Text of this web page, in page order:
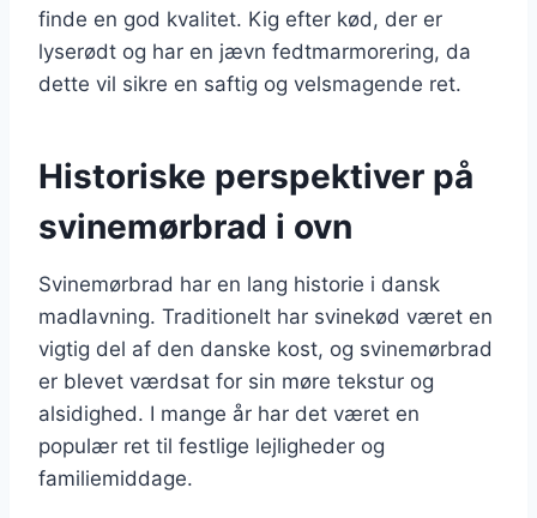
finde en god kvalitet. Kig efter kød, der er
lyserødt og har en jævn fedtmarmorering, da
dette vil sikre en saftig og velsmagende ret.
Historiske perspektiver på
svinemørbrad i ovn
Svinemørbrad har en lang historie i dansk
madlavning. Traditionelt har svinekød været en
vigtig del af den danske kost, og svinemørbrad
er blevet værdsat for sin møre tekstur og
alsidighed. I mange år har det været en
populær ret til festlige lejligheder og
familiemiddage.